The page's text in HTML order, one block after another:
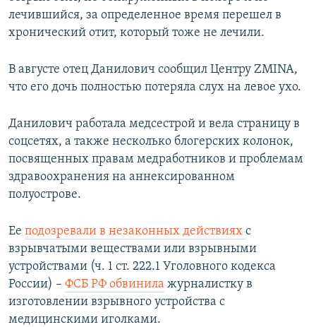
лечившийся, за определенное время перешел в
хронический отит, который тоже не лечили.
В августе отец Данилович сообщил Центру ZMINA,
что его дочь полностью потеряла слух на левое ухо.
Данилович работала медсестрой и вела страницу в
соцсетях, а также несколько блогерских колонок,
посвященных правам медработников и проблемам
здравоохранения на аннексированном
полуострове.
Ее подозревали в незаконных действиях с
взрывчатыми веществами или взрывными
устройствами (ч. 1 ст. 222.1 Уголовного кодекса
России) – ФСБ РФ обвинила журналистку в
изготовлении взрывного устройства с
медицинскими иголками.